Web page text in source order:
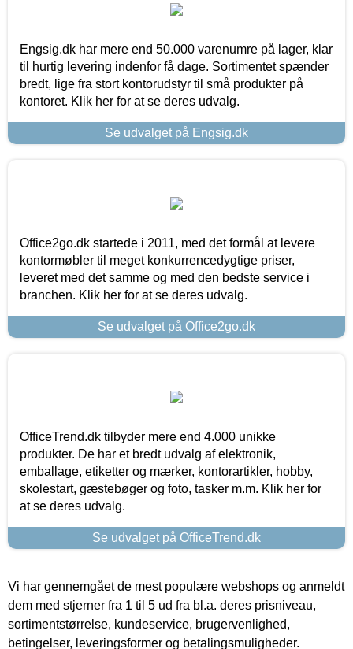
Engsig.dk har mere end 50.000 varenumre på lager, klar
til hurtig levering indenfor få dage. Sortimentet spænder
bredt, lige fra stort kontorudstyr til små produkter på
kontoret. Klik her for at se deres udvalg.
Se udvalget på Engsig.dk
Office2go.dk startede i 2011, med det formål at levere
kontormøbler til meget konkurrencedygtige priser,
leveret med det samme og med den bedste service i
branchen. Klik her for at se deres udvalg.
Se udvalget på Office2go.dk
OfficeTrend.dk tilbyder mere end 4.000 unikke
produkter. De har et bredt udvalg af elektronik,
emballage, etiketter og mærker, kontorartikler, hobby,
skolestart, gæstebøger og foto, tasker m.m. Klik her for
at se deres udvalg.
Se udvalget på OfficeTrend.dk
Vi har gennemgået de mest populære webshops og anmeldt
dem med stjerner fra 1 til 5 ud fra bl.a. deres prisniveau,
sortimentstørrelse, kundeservice, brugervenlighed,
betingelser, leveringsformer og betalingsmuligheder.